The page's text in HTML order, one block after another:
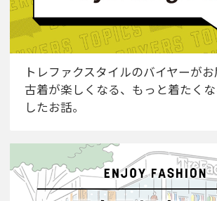
トレファクスタイルのバイヤーがお
古着が楽しくなる、もっと着たく
したお話。